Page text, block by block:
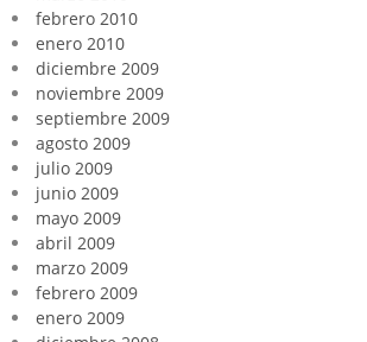
febrero 2010
enero 2010
diciembre 2009
noviembre 2009
septiembre 2009
agosto 2009
julio 2009
junio 2009
mayo 2009
abril 2009
marzo 2009
febrero 2009
enero 2009